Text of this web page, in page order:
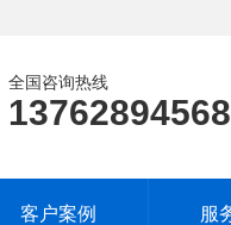
全国咨询热线
13762894568
客户案例 服